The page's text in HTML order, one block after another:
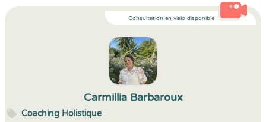
Consultation en visio disponible
Carmillia Barbaroux
Coaching Holistique